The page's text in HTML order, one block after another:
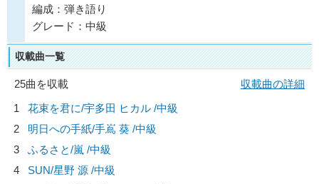
編成：弾き語り
グレード：中級
収載曲一覧
25曲を収載
収載曲の詳細
1
花束を君に/宇多田 ヒカル /中級
2
明日への手紙/手嶌 葵 /中級
3
ふるさと/嵐 /中級
4
SUN/星野 源 /中級